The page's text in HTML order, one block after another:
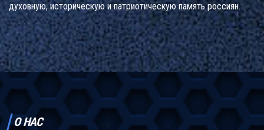
духовную, историческую и патриотическую память россиян.
О НАС